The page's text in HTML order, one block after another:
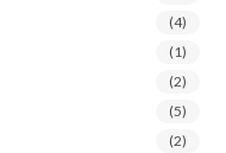
(4)
(1)
(2)
(5)
(2)